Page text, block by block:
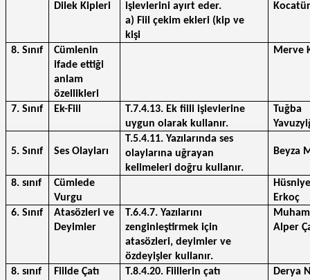
Dilek Kipleri
işlevlerini ayırt eder.
a) Fiil çekim ekleri (kip ve
kişi
8. Sınıf
Cümlenin
ifade ettiği
anlam
özellikleri
Merve
7. Sınıf Ek-Fiil
T.7.4.13. Ek fiili işlevlerine
uygun olarak kullanır.
Tuğba
5. Sınıf Ses Olayları
T.5.4.11. Yazılarında ses
olaylarına uğrayan
kelimeleri doğru kullanır.
Beyza
8. sınıf
Cümlede
Vurgu
Hüsniye
Erkoç
6. Sınıf
Atasözleri ve
Deyimler
T.6.4.7. Yazılarını
zenginleştirmek için
atasözleri, deyimler ve
özdeyişler kullanır.
Alper
8. sınıf Fiilde Çatı
T.8.4.20. Fiillerin çatı
Derya